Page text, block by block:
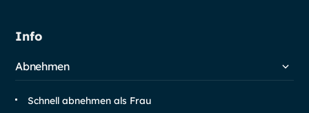
Info
Abnehmen
Schnell abnehmen als Frau